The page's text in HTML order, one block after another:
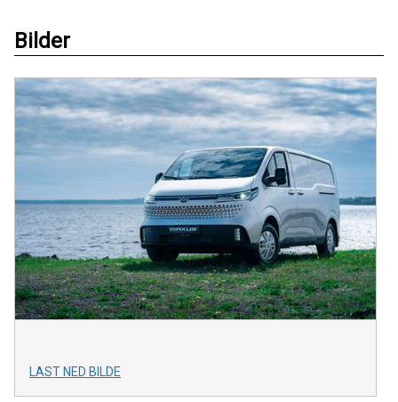
Bilder
LAST NED BILDE